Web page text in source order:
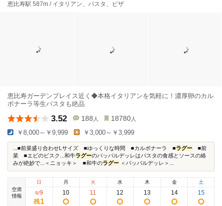
恵比寿駅 587m / イタリアン、パスタ、ピザ
恵比寿ガーデンプレイス近く◆本格イタリアンを気軽に！濃厚卵のカル
ボナーラ等生パスタも絶品
3.52 188 人 18780 人
￥8,000～￥9,999 ￥3,000～￥3,999
...■前菜盛り合わせLサイズ ■ゆっくりな時間 ■カルボナーラ ■ラグー ■前
菜 ■エビのビスク...和牛ラグーのパッパルデッレはパスタの食感とソースの絡
みが絶妙で...＜ニョッキ＞ ■和牛のラグー ＜パッパルデッレ＞...
空席
情報
日
8/9
残1
月
10
火
11
水
12
木
13
金
14
土
15